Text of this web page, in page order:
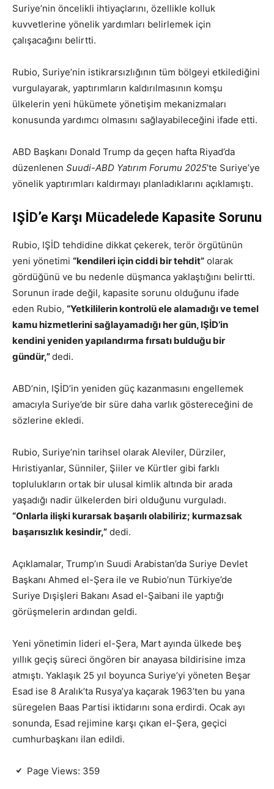
Suriye’nin öncelikli ihtiyaçlarını, özellikle kolluk
kuvvetlerine yönelik yardımları belirlemek için
çalışacağını belirtti.
Rubio, Suriye’nin istikrarsızlığının tüm bölgeyi etkilediğini
vurgulayarak, yaptırımların kaldırılmasının komşu
ülkelerin yeni hükümete yönetişim mekanizmaları
konusunda yardımcı olmasını sağlayabileceğini ifade etti.
ABD Başkanı Donald Trump da geçen hafta Riyad’da
düzenlenen Suudi-ABD Yatırım Forumu 2025’te Suriye’ye
yönelik yaptırımları kaldırmayı planladıklarını açıklamıştı.
IŞİD’e Karşı Mücadelede Kapasite Sorunu
Rubio, IŞİD tehdidine dikkat çekerek, terör örgütünün
yeni yönetimi “kendileri için ciddi bir tehdit” olarak
gördüğünü ve bu nedenle düşmanca yaklaştığını belirtti.
Sorunun irade değil, kapasite sorunu olduğunu ifade
eden Rubio, “Yetkililerin kontrolü ele alamadığı ve temel
kamu hizmetlerini sağlayamadığı her gün, IŞİD’in
kendini yeniden yapılandırma fırsatı bulduğu bir
gündür,”dedi.
ABD’nin, IŞİD’in yeniden güç kazanmasını engellemek
amacıyla Suriye’de bir süre daha varlık göstereceğini de
sözlerine ekledi.
Rubio, Suriye’nin tarihsel olarak Aleviler, Dürziler,
Hıristiyanlar, Sünniler, Şiiler ve Kürtler gibi farklı
toplulukların ortak bir ulusal kimlik altında bir arada
yaşadığı nadir ülkelerden biri olduğunu vurguladı.
“Onlarla ilişki kurarsak başarılı olabiliriz; kurmazsak
başarısızlık kesindir,” dedi.
Açıklamalar, Trump’ın Suudi Arabistan’da Suriye Devlet
Başkanı Ahmed el-Şera ile ve Rubio’nun Türkiye’de
Suriye Dışişleri Bakanı Asad el-Şaibani ile yaptığı
görüşmelerin ardından geldi.
Yeni yönetimin lideri el-Şera, Mart ayında ülkede beş
yıllık geçiş süreci öngören bir anayasa bildirisine imza
atmıştı. Yaklaşık 25 yıl boyunca Suriye’yi yöneten Beşar
Esad ise 8 Aralık’ta Rusya’ya kaçarak 1963’ten bu yana
süregelen Baas Partisi iktidarını sona erdirdi. Ocak ayı
sonunda, Esad rejimine karşı çıkan el-Şera, geçici
cumhurbaşkanı ilan edildi.
Page Views: 359